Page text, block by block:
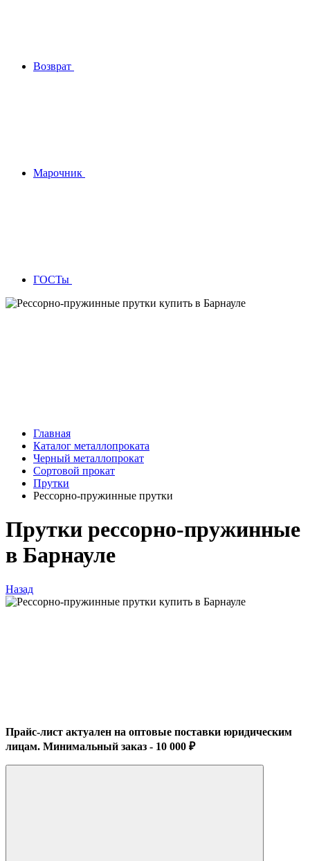
Возврат
Марочник
ГОСТы
Главная
Каталог металлопроката
Черный металлопрокат
Сортовой прокат
Прутки
Рессорно-пружинные прутки
Прутки рессорно-пружинные
в Барнауле
Назад
Прайс-лист актуален на оптовые поставки юридическим
лицам. Минимальный заказ - 10 000 ₽